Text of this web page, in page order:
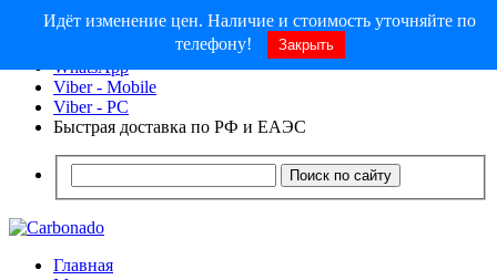
Идёт изменение цен. Наличие и стоимость уточняйте по
телефону!
Закрыть
8 (913) 030 - 12 - 91
info@carbonado24.com
WhatsApp
Viber - Mobile
Viber - PC
Быстрая доставка по РФ и ЕАЭС
Поиск по сайту
Главная